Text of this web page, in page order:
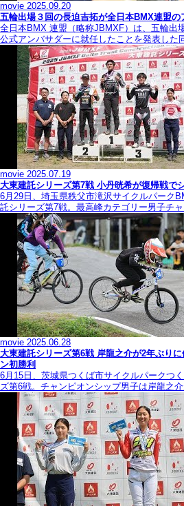
movie 2025.09.20
五輪出場３回の長迫吉拓が全日本BMX連盟の
全日本BMX 連盟（略称JBMXF）は、五輪出
公式アンバサダーに就任したことを発表した
movie 2025.07.19
大東建託シリーズ第7戦 ⼩丹晄希が復帰戦で
6月29日、埼玉県秩父市滝沢サイクルパーク
託シリーズ第7戦。最高峰カテゴリー男子チ
movie 2025.06.28
大東建託シリーズ第6戦 岸龍之介が2年ぶり
ン初勝利
6月15日、茨城県つくば市サイクルパークつ
ズ第6戦。チャンピオンシップ男子は岸龍之